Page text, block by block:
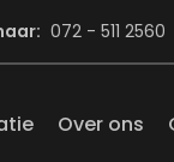
Over ons
072 - 511 2560